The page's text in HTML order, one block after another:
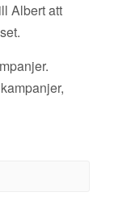
Albert att